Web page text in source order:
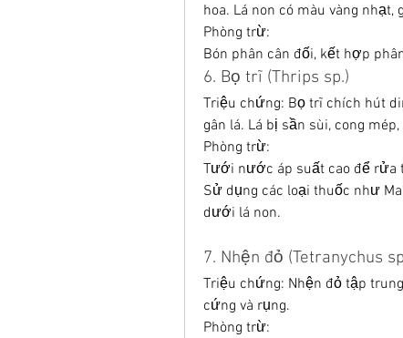
hoa. Lá non có màu vàng
Phòng trừ:
Bón phân cân đối, kết hợp
6. Bọ trĩ (Thrips sp.)
Triệu chứng: Bọ trĩ chích hút
gân lá. Lá bị sần sùi, cong mép,
Phòng trừ:
Tưới nước áp suất cao để rửa
Sử dụng các loại thuốc như
dưới lá non.
7. Nhện đỏ (Tetranychus
Triệu chứng: Nhện đỏ tập
cứng và rụng.
Phòng trừ: